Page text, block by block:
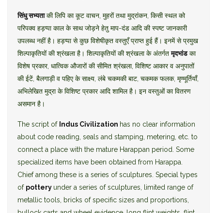
सिंधु सभ्यताकी लिपि का कूट वाचन, मुहरों तथा मुद्रांकन, किसी स्थल को
परिपक्व हड़प्पा काल के साथ जोड़ने हेतु माप-दंड आदि की स्पष्ट जानकारी
उपलब्ध नहीं है। हड़प्पा से कुछ विशेषीकृत वस्तुएँ प्राप्त हुई हैं। इनमें से प्रमुख
शिल्पाकृतियों की श्रंखला है। शिल्पाकृतियों की श्रंखला के अंतर्गतमृदभांडका
विशेष प्रकार, धात्विक औजारों की सीमित श्रंखला, विशिष्ट आकार व अनुपातों
की ईटें, बैलगाड़ी व पहिए के साक्ष्य, लंबे चकमकी बाट, चकमक फलक, मृण्मूर्तियाँ,
अभिलेखित मुद्रा के विशिष्ट प्रकार आदि शामिल है। इन वस्तुओं का वितरण
असमान है।
The script of Indus Civilization has no clear information
about code reading, seals and stamping, metering, etc. to
connect a place with the mature Harappan period. Some
specialized items have been obtained from Harappa.
Chief among these is a series of sculptures. Special types
of pottery under a series of sculptures, limited range of
metallic tools, bricks of specific sizes and proportions,